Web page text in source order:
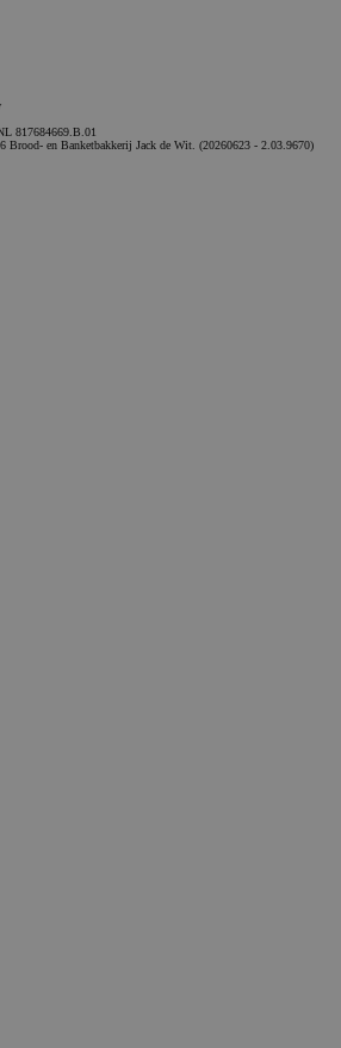
817684669.B.01
Brood- en Banketbakkerij Jack de Wit. (20260623 - 2.03.9670)